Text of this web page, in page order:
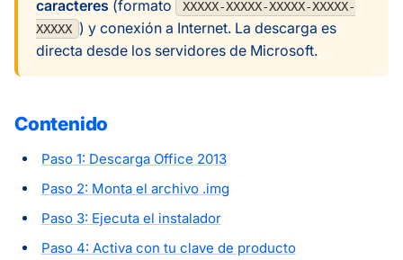
caracteres (formato
XXXXX-XXXXX-XXXXX-XXXXX-
XXXXX ) y conexión a Internet. La descarga es
directa desde los servidores de Microsoft.
Contenido
Paso 1: Descarga Office 2013
Paso 2: Monta el archivo .img
Paso 3: Ejecuta el instalador
Paso 4: Activa con tu clave de producto